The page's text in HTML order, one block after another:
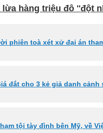
lừa hàng triệu đô ''đột
phiên toà xét xử đại án
đắt cho 3 kẻ giả danh
tội tày đình bên Mỹ, về